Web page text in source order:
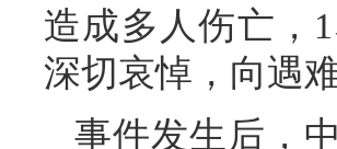
造成多人伤亡，
深切哀悼，向遇
事件发生后，